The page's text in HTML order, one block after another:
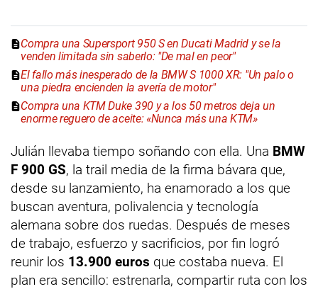
Compra una Supersport 950 S en Ducati Madrid y se la
venden limitada sin saberlo: "De mal en peor"
El fallo más inesperado de la BMW S 1000 XR: "Un palo o
una piedra encienden la avería de motor"
Compra una KTM Duke 390 y a los 50 metros deja un
enorme reguero de aceite: «Nunca más una KTM»
Julián llevaba tiempo soñando con ella. Una BMW
F 900 GS, la trail media de la firma bávara que,
desde su lanzamiento, ha enamorado a los que
buscan aventura, polivalencia y tecnología
alemana sobre dos ruedas. Después de meses
de trabajo, esfuerzo y sacrificios, por fin logró
reunir los 13.900 euros que costaba nueva. El
plan era sencillo: estrenarla, compartir ruta con los